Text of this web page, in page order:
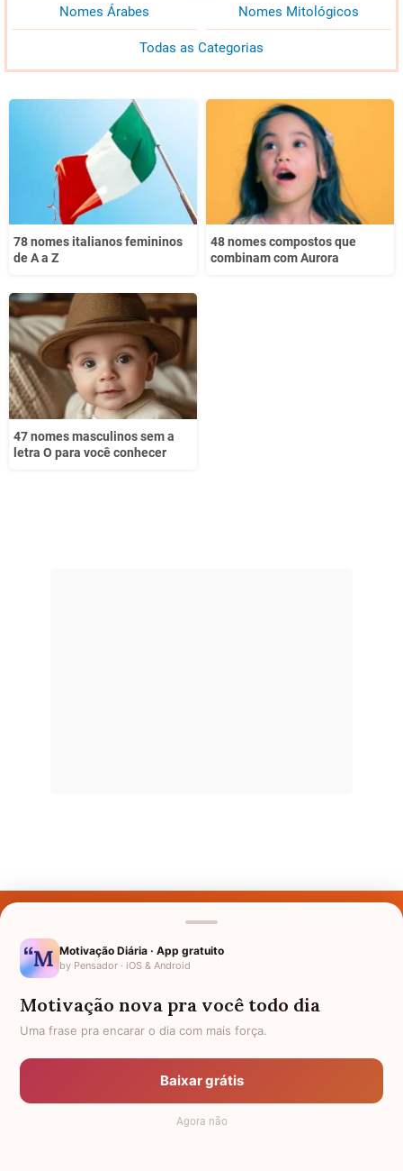
Nomes Árabes Nomes Mitológicos
Todas as Categorias
78 nomes italianos femininos
de A a Z
48 nomes compostos que
combinam com Aurora
47 nomes masculinos sem a
letra O para você conhecer
Nomes pelo Mundo
Política de Privacidade
Anuncie
Termos de Uso
Motivação Diária · App gratuito
by Pensador · iOS & Android
Motivação nova pra você todo dia
Uma frase pra encarar o dia com mais força.
Baixar grátis
Agora não